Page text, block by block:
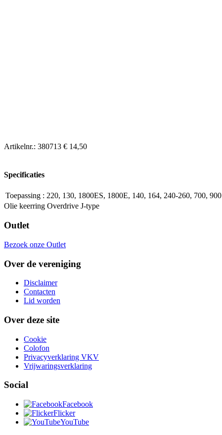
Artikelnr.: 380713 € 14,50
Specificaties
Toepassing : 220, 130, 1800ES, 1800E, 140, 164, 240-260, 700, 900
Olie keerring Overdrive J-type
Outlet
Bezoek onze Outlet
Over de vereniging
Disclaimer
Contacten
Lid worden
Over deze site
Cookie
Colofon
Privacyverklaring VKV
Vrijwaringsverklaring
Social
Facebook
Flicker
YouTube